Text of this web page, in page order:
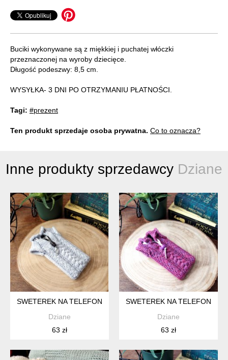
Buciki wykonywane są z miękkiej i puchatej włóczki
przeznaczonej na wyroby dziecięce.
Długość podeszwy: 8,5 cm.
WYSYŁKA- 3 DNI PO OTRZYMANIU PŁATNOŚCI.
Tagi: #prezent
Ten produkt sprzedaje osoba prywatna. Co to oznacza?
Inne produkty sprzedawcy Dziane
SWETEREK NA TELEFON
Dziane
63 zł
SWETEREK NA TELEFON
Dziane
63 zł